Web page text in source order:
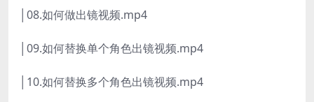
│08.如何做出镜视频.mp4
│09.如何替换单个角色出镜视频.mp4
│10.如何替换多个角色出镜视频.mp4